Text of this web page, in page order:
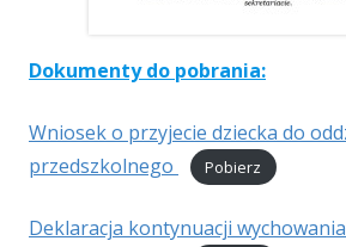
Dokumenty do pobrania:
Wniosek o przyjecie dziecka do
przedszkolnego
Pobierz
Deklaracja kontynuacji